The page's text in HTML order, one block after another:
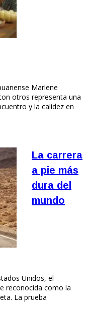
Marlene
otros representa una
y la calidez en
La carrera
a pie más
dura del
mundo
Unidos, el
reconocida como la
La prueba